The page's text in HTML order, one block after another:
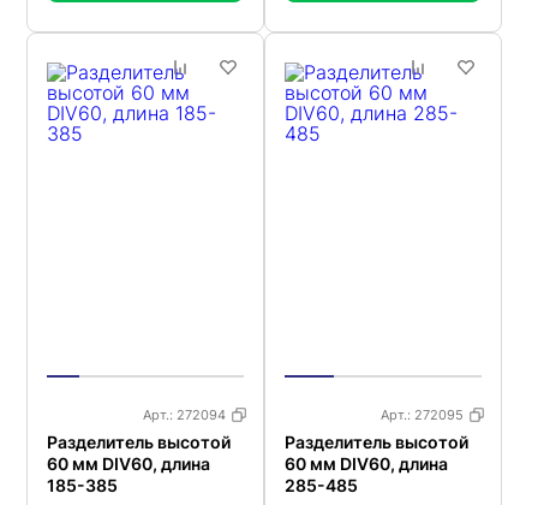
Арт.: 272094
Разделитель высотой
60 мм DIV60, длина
185-385
Арт.: 272095
Разделитель высотой
60 мм DIV60, длина
285-485